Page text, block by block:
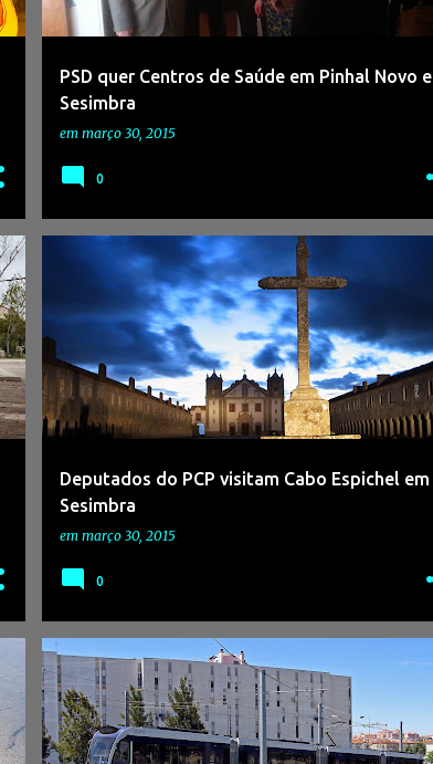
PSD quer Centros de Saúde em Pinhal Novo e
Sesimbra
em março 30, 2015
0
Deputados do PCP visitam Cabo Espichel em
Sesimbra
em março 30, 2015
0